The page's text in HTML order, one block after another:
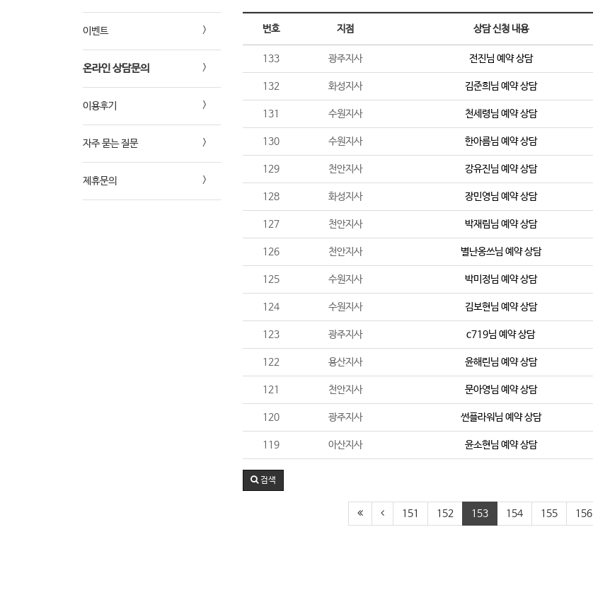
이벤트
온라인 상담문의
이용후기
자주 묻는 질문
제휴문의
번호 지점 상담 신청 내용
133 광주지사 전진님 예약 상담
132 화성지사 김준희님 예약 상담
131 수원지사 천세령님 예약 상담
130 수원지사 한아름님 예약 상담
129 천안지사 강유진님 예약 상담
128 화성지사 장민영님 예약 상담
127 천안지사 박재림님 예약 상담
126 천안지사 별난옹쓰님 예약 상담
125 수원지사 박미정님 예약 상담
124 수원지사 김보현님 예약 상담
123 광주지사 c719님 예약 상담
122 용산지사 윤해린님 예약 상담
121 천안지사 문아영님 예약 상담
120 광주지사 썬플라워님 예약 상담
119 아산지사 윤소현님 예약 상담
검색
151 152 153 154 155 156